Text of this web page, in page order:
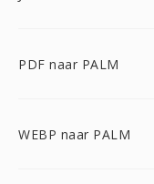
PDF naar PALM
WEBP naar PALM